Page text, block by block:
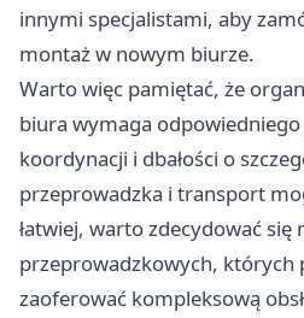
innymi specjalistami, aby
montaż w nowym biurze.
Warto więc pamiętać, że
biura wymaga
koordynacji i dbałości o
przeprowadzka i transport
łatwiej, warto zdecydować
przeprowadzkowych, których
zaoferować kompleksową